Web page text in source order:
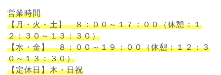
営業時間
【月・火・土】 ８：００～１７：００（休憩：１
２：３０～１３：３０）
【水・金】 ８：００～１９：００（休憩：１２：３
０～１３：３０）
【定休日】木・日祝